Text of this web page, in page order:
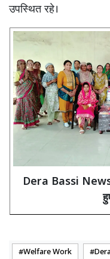
उपस्थित रहे।
Dera Bassi News:
Welfare Work